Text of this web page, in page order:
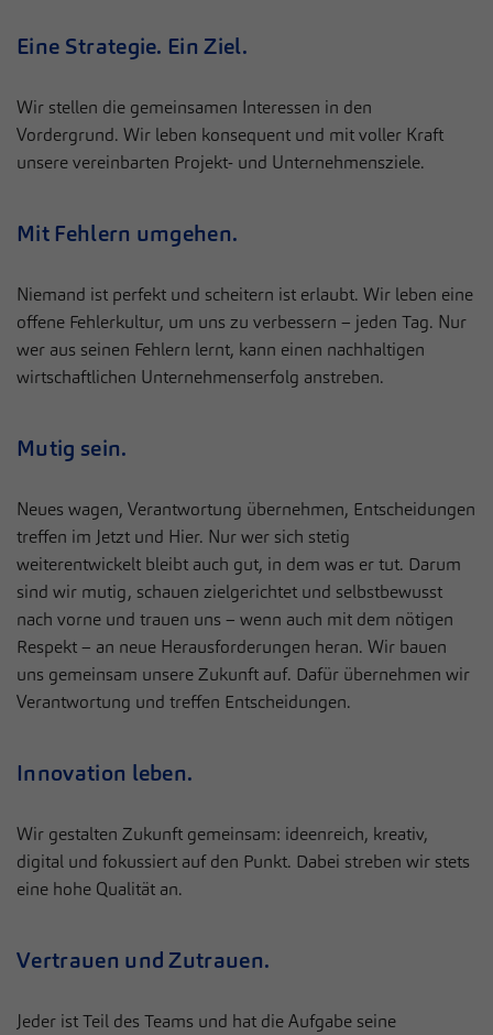
Eine Strategie. Ein Ziel.
Wir stellen die gemeinsamen Interessen in den
Vordergrund. Wir leben konsequent und mit voller Kraft
unsere vereinbarten Projekt- und Unternehmensziele.
Mit Fehlern umgehen.
Niemand ist perfekt und scheitern ist erlaubt. Wir leben eine
offene Fehlerkultur, um uns zu verbessern – jeden Tag. Nur
wer aus seinen Fehlern lernt, kann einen nachhaltigen
wirtschaftlichen Unternehmenserfolg anstreben.
Mutig sein.
Neues wagen, Verantwortung übernehmen, Entscheidungen
treffen im Jetzt und Hier. Nur wer sich stetig
weiterentwickelt bleibt auch gut, in dem was er tut. Darum
sind wir mutig, schauen zielgerichtet und selbstbewusst
nach vorne und trauen uns – wenn auch mit dem nötigen
Respekt – an neue Herausforderungen heran. Wir bauen
uns gemeinsam unsere Zukunft auf. Dafür übernehmen wir
Verantwortung und treffen Entscheidungen.
Innovation leben.
Wir gestalten Zukunft gemeinsam: ideenreich, kreativ,
digital und fokussiert auf den Punkt. Dabei streben wir stets
eine hohe Qualität an.
Vertrauen und Zutrauen.
Jeder ist Teil des Teams und hat die Aufgabe seine
Zweck
Cookie-Einstellungen für diese Website zu
MVZ Medizinisches Versorgungszentrum der
Laufzeit
Dieser Wert speichert Ihre Consent-
Einstellungen. Unter anderem eine zufällig
Name fe_typo_user / PHPSESSID
Anbieter
MVZ Medizinisches Versorgungszentrum der
Sportklinik Hellersen GmbH
Laufzeit Session
Dieses Cookie ist ein Standard-Session-
Cookie von TYPO3. Es speichert im Falle
kann der eingeloggte Benutzer
unsere Website nutzen.
Anbieter Gesundheitszentrum Hellersen
Cookie von Matomo für Website-Analysen.
Externe Inhalte
Wir verwenden auf unserer Website externe Inhalte, um Ihnen